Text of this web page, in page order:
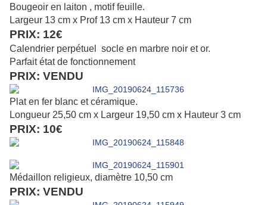
Bougeoir en laiton , motif feuille.
Largeur 13 cm x Prof 13 cm x Hauteur 7 cm
PRIX: 12€
Calendrier perpétuel socle en marbre noir et or.
Parfait état de fonctionnement
PRIX: VENDU
Plat en fer blanc et céramique.
Longueur 25,50 cm x Largeur 19,50 cm x Hauteur 3 cm
PRIX: 10€
Médaillon religieux, diamètre 10,50 cm
PRIX: VENDU